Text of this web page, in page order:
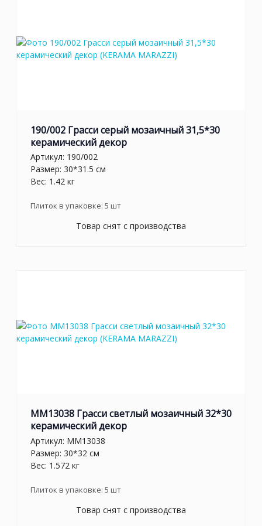
190/002 Грасси серый мозаичный 31,5*30
керамический декор
Артикул: 190/002
Размер: 30*31.5 см
Вес: 1.42 кг
Плиток в упаковке: 5 шт
Товар снят с производства
MM13038 Грасси светлый мозаичный 32*30
керамический декор
Артикул: MM13038
Размер: 30*32 см
Вес: 1.572 кг
Плиток в упаковке: 5 шт
Товар снят с производства